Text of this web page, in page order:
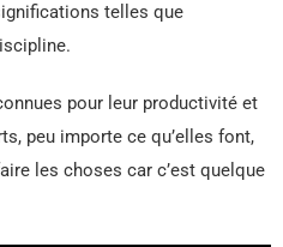
telles que
pour leur productivité et
peu importe ce qu’elles font,
les choses car c’est quelque